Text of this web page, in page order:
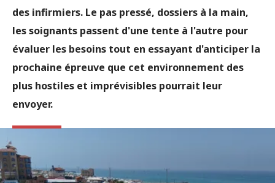
des infirmiers. Le pas pressé, dossiers à la main,
les soignants passent d'une tente à l'autre pour
évaluer les besoins tout en essayant d'anticiper la
prochaine épreuve que cet environnement des
plus hostiles et imprévisibles pourrait leur
envoyer.